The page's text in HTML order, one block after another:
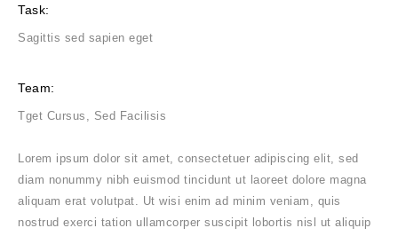
Task:
Sagittis sed sapien eget
Team:
Tget Cursus, Sed Facilisis
Lorem ipsum dolor sit amet, consectetuer adipiscing elit, sed
diam nonummy nibh euismod tincidunt ut laoreet dolore magna
aliquam erat volutpat. Ut wisi enim ad minim veniam, quis
nostrud exerci tation ullamcorper suscipit lobortis nisl ut aliquip